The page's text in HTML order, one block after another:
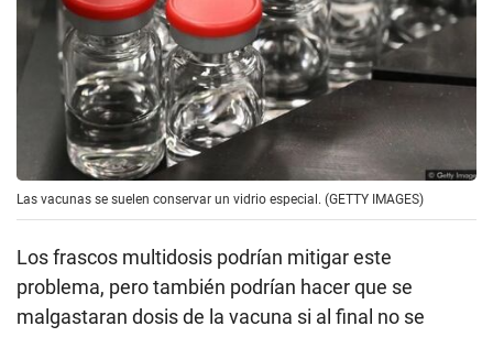
Las vacunas se suelen conservar un vidrio especial. (GETTY IMAGES)
Los frascos multidosis podrían mitigar este
problema, pero también podrían hacer que se
malgastaran dosis de la vacuna si al final no se